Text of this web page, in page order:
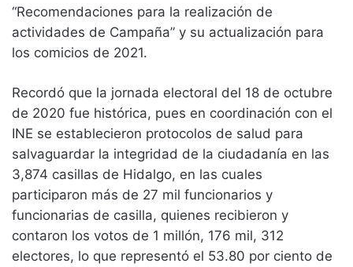
“Recomendaciones para la realización de
actividades de Campaña” y su actualización para
los comicios de 2021.
Recordó que la jornada electoral del 18 de octubre
de 2020 fue histórica, pues en coordinación con el
INE se establecieron protocolos de salud para
salvaguardar la integridad de la ciudadanía en las
3,874 casillas de Hidalgo, en las cuales
participaron más de 27 mil funcionarios y
funcionarias de casilla, quienes recibieron y
contaron los votos de 1 millón, 176 mil, 312
electores, lo que representó el 53.80 por ciento de